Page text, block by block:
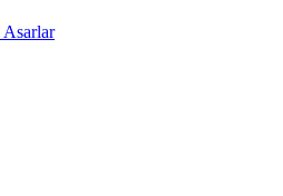
Asarlar